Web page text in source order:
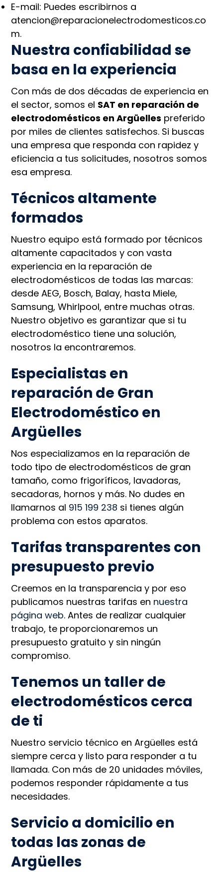
E-mail: Puedes escribirnos a
atencion@reparacionelectrodomesticos.co
m.
Nuestra confiabilidad se
basa en la experiencia
Con más de dos décadas de experiencia en
el sector, somos el SAT en reparación de
electrodomésticos en Argüelles preferido
por miles de clientes satisfechos. Si buscas
una empresa que responda con rapidez y
eficiencia a tus solicitudes, nosotros somos
esa empresa.
Técnicos altamente
formados
Nuestro equipo está formado por técnicos
altamente capacitados y con vasta
experiencia en la reparación de
electrodomésticos de todas las marcas:
desde AEG, Bosch, Balay, hasta Miele,
Samsung, Whirlpool, entre muchas otras.
Nuestro objetivo es garantizar que si tu
electrodoméstico tiene una solución,
nosotros la encontraremos.
Especialistas en
reparación de Gran
Electrodoméstico en
Argüelles
Nos especializamos en la reparación de
todo tipo de electrodomésticos de gran
tamaño, como frigoríficos, lavadoras,
secadoras, hornos y más. No dudes en
llamarnos al 915 199 238 si tienes algún
problema con estos aparatos.
Tarifas transparentes con
presupuesto previo
Creemos en la transparencia y por eso
publicamos nuestras tarifas en nuestra
página web. Antes de realizar cualquier
trabajo, te proporcionaremos un
presupuesto gratuito y sin ningún
compromiso.
Tenemos un taller de
electrodomésticos cerca
de ti
Nuestro servicio técnico en Argüelles está
siempre cerca y listo para responder a tu
llamada. Con más de 20 unidades móviles,
podemos responder rápidamente a tus
necesidades.
Servicio a domicilio en
todas las zonas de
Argüelles